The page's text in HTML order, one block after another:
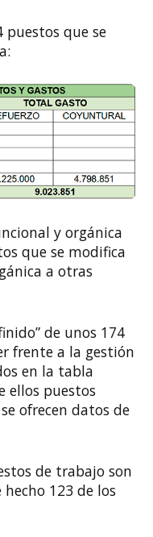
puestos que se
y orgánica
que se modifica
a otras
de unos 174
frente a la gestión
en la tabla
ellos puestos
ofrecen datos de
de trabajo son
123 de los